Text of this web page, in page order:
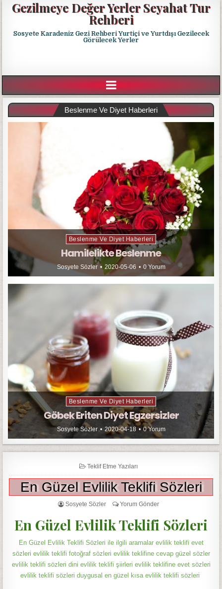
Gezilmeye Değer Yerler Seyahat Tur
Rehberi
Sosyete Karadeniz Gezi Rehberi Yurtiçi ve Yurtdışı Gezilecek
Görülecek Yerler
Beslenme Ve Diyet Haberleri
Beslenme Ve Diyet Haberleri
Hamilelikte Beslenme
Sosyete Sözler 2020-05-06 0 Yorum
Beslenme Ve Diyet Haberleri
Göbek Eriten Diyet Egzersizler
Sosyete Sözler 2020-04-18 0 Yorum
Teklif Etme Yazıları
En Güzel Evlilik Teklifi Sözleri
Sosyete Sözler Yorum Gönder
En Güzel Evlilik Teklifi Sözleri
En Güzel Evlilik Teklifi Sözleri ile ilgili aramalar evlilik teklifi evet
sözleri evlilik teklifi fotoğraf sözleri evlilik teklifine cevap güzel sözler
evlilik teklifi sözleri dini evlilik teklifi şiirleri evlilik teklifine evet sözleri
evlilik teklifi sözleri duygusal en güzel kısa evlilik teklifi sözleri